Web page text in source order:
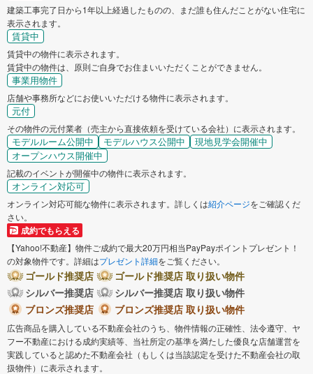
建築工事完了日から1年以上経過したものの、まだ誰も住んだことがない住宅に
表示されます。
賃貸中
賃貸中の物件に表示されます。
賃貸中の物件は、原則ご自身でお住まいいただくことができません。
事業用物件
店舗や事務所などにお使いいただける物件に表示されます。
元付
その物件の元付業者（売主から直接依頼を受けている会社）に表示されます。
モデルルーム公開中 モデルハウス公開中
現地見学会開催中
オープンハウス開催中
記載のイベントが開催中の物件に表示されます。
オンライン対応可
オンライン対応可能な物件に表示されます。詳しくは紹介ページをご確認くだ
さい。
成約でもらえる
【Yahoo!不動産】物件ご成約で最大20万円相当PayPayポイントプレゼント！
の対象物件です。詳細はプレゼント詳細をご覧ください。
ゴールド推奨店
ゴールド推奨店 取り扱い物件
シルバー推奨店
シルバー推奨店 取り扱い物件
ブロンズ推奨店
ブロンズ推奨店 取り扱い物件
広告商品を購入している不動産会社のうち、物件情報の正確性、法令遵守、ヤ
フー不動産における成約実績等、当社所定の基準を満たした優良な店舗運営を
実践していると認めた不動産会社（もしくは当該認定を受けた不動産会社の取
扱物件）に表示されます。